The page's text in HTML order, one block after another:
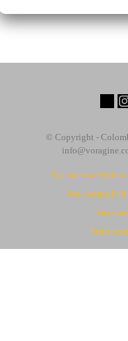
© Copyright -
Vea nuestra Política
Vea nuestra
Vea
Vea